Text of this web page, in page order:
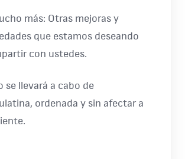
más: Otras mejoras y
que estamos deseando
con ustedes.
se llevará a cabo de
ordenada y sin afectar a